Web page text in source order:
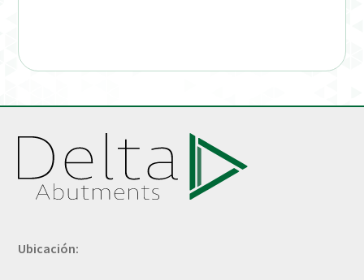
Ubicación: